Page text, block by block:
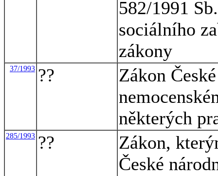
582/1991
sociálního
zákony
37/1993 ??
Zákon
některých
285/1993 ??
Zákon,
České